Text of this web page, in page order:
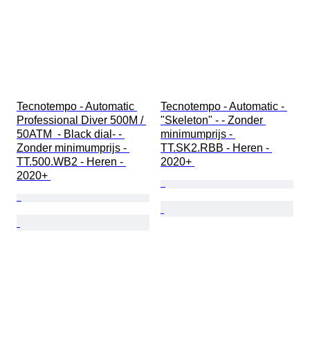
Tecnotempo - Automatic
Professional Diver 500M /
50ATM  - Black dial- -
Zonder minimumprijs -
TT.500.WB2 - Heren -
2020+
Tecnotempo - Automatic -
"Skeleton" - - Zonder
minimumprijs -
TT.SK2.RBB - Heren -
2020+